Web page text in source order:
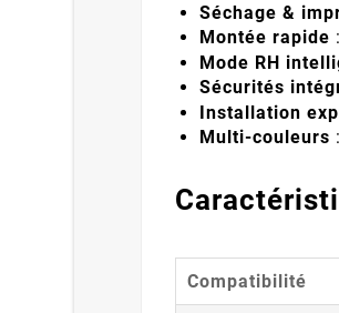
Séchage &
Montée rapide
Mode RH
Sécurités
Installation
Multi-couleurs
Compatibilité